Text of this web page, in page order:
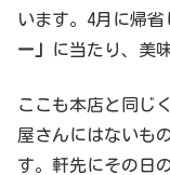
います。4月に帰省
ー」
に当たり、美
ここも本店と同じ
屋さんにはないも
す。軒先にその日